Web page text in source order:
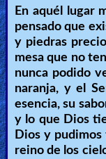
En aquél lugar
pensado que
y piedras
mesa que no
nunca podido
naranja, y el
esencia, su
y lo que Dios
Dios y
reino de los